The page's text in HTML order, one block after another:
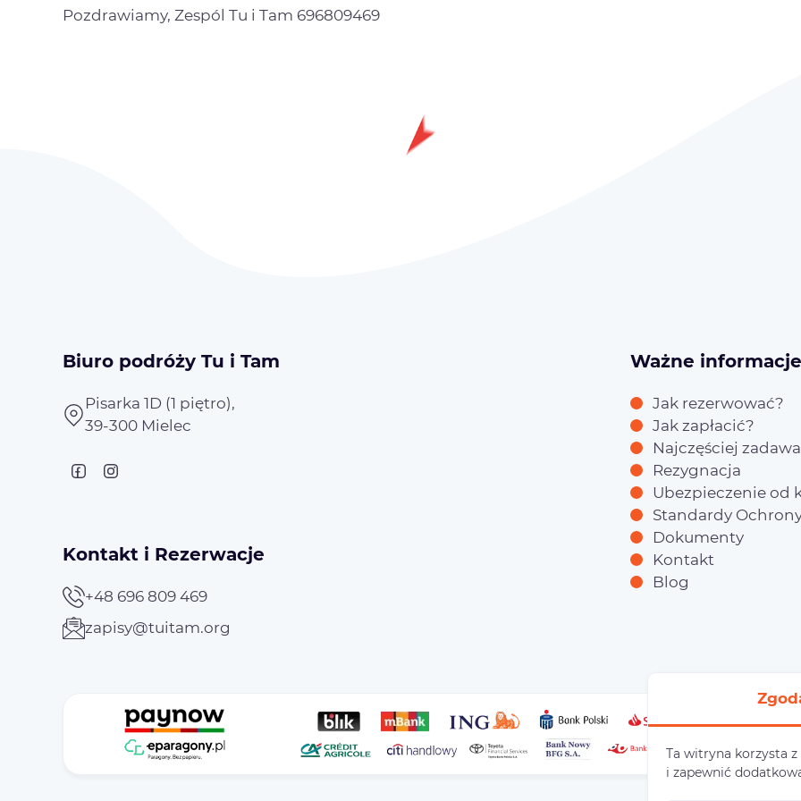
Pozdrawiamy, Zespól Tu i Tam 696809469
Biuro podróży Tu i Tam
Pisarka 1D (1 piętro),
39-300 Mielec
Kontakt i Rezerwacje
+48 696 809 469
zapisy@tuitam.org
Ważne informacje
Jak rezerwować?
Jak zapłacić?
Najczęściej
Rezygnacja
Ubezpieczenie od
Standardy
Dokumenty
Kontakt
Blog
Ta witryna korzysta
i zapewnić